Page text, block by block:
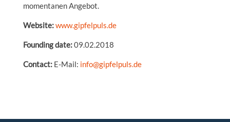
momentanen Angebot.
Website:www.gipfelpuls.de
Founding date:09.02.2018
Contact: E-Mail: info@gipfelpuls.de